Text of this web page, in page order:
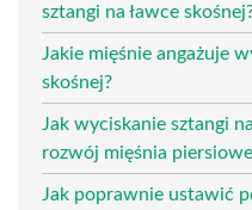
sztangi na ławce
Jakie mięśnie angażuje
skośnej?
Jak wyciskanie sztangi
rozwój mięśnia
Jak poprawnie ustawić